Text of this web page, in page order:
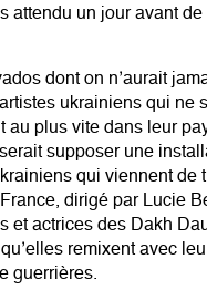
attendu un jour avant
dont on n’aurait
ukrainiens qui ne
plus vite dans leur
supposer une
qui viennent de
dirigé par Lucie
et actrices des Dakh
remixent avec
guerrières.